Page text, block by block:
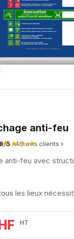
anti-feu
5· 40 avis clients
anti-feu avec
les lieux
HT